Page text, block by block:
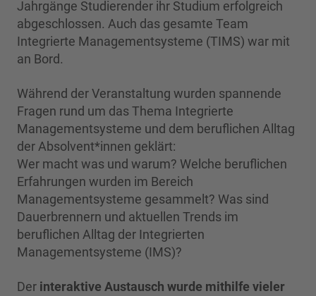
Jahrgänge Studierender ihr Studium erfolgreich
abgeschlossen. Auch das gesamte Team
Integrierte Managementsysteme (TIMS) war mit
an Bord.
Während der Veranstaltung wurden spannende
Fragen rund um das Thema Integrierte
Managementsysteme und dem beruflichen Alltag
der Absolvent*innen geklärt:
Wer macht was und warum? Welche beruflichen
Erfahrungen wurden im Bereich
Managementsysteme gesammelt? Was sind
Dauerbrennern und aktuellen Trends im
beruflichen Alltag der Integrierten
Managementsysteme (IMS)?
Der interaktive Austausch wurde mithilfe vieler